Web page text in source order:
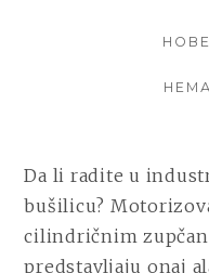
Da li radite u
bušilicu?
cilindričnim
predstavljaju onaj